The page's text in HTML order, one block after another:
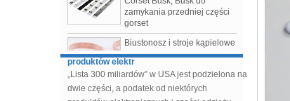
Biustonosz i stroje kąpielowe
Akcesoria Biustonosz Futerał
z bawełnianą osłoną
Suwak biustonosza
powlekany nylonem bez
niklu Chiny Fabryka
akcesoriów do produkcji
„Lista 300 miliardów” w USA jest podzielona
na dwie części, a podatek od niektórych
produktów elektr
„Lista 300 miliardów” w USA jest podzielona na
dwie części, a podatek od niektórych
produktów elektronicznych i części odzieży
przedłuża się do grudnia.